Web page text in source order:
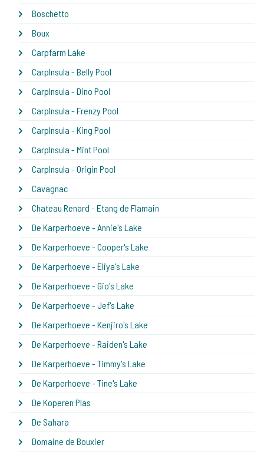
Boschetto
Boux
Carpfarm Lake
CarpInsula - Belly Pool
CarpInsula - Dino Pool
CarpInsula - Frenzy Pool
CarpInsula - King Pool
CarpInsula - Mint Pool
CarpInsula - Origin Pool
Cavagnac
Chateau Renard - Etang de Flamain
De Karperhoeve - Annie's Lake
De Karperhoeve - Cooper's Lake
De Karperhoeve - Eliya's Lake
De Karperhoeve - Gio's Lake
De Karperhoeve - Jef's Lake
De Karperhoeve - Kenjiro's Lake
De Karperhoeve - Raiden's Lake
De Karperhoeve - Timmy's Lake
De Karperhoeve - Tine's Lake
De Koperen Plas
De Sahara
Domaine de Bouxier